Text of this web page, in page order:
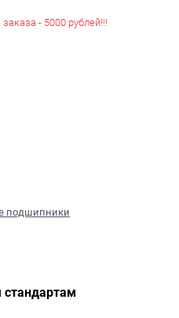
- 5000 рублей!!!
подшипники
стандартам